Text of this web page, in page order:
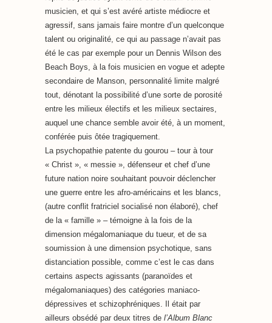
musicien, et qui s’est avéré artiste médiocre et
agressif, sans jamais faire montre d’un quelconque
talent ou originalité, ce qui au passage n’avait pas
été le cas par exemple pour un Dennis Wilson des
Beach Boys, à la fois musicien en vogue et adepte
secondaire de Manson, personnalité limite malgré
tout, dénotant la possibilité d’une sorte de porosité
entre les milieux électifs et les milieux sectaires,
auquel une chance semble avoir été, à un moment,
conférée puis ôtée tragiquement.
La psychopathie patente du gourou – tour à tour
« Christ », « messie », défenseur et chef d’une
future nation noire souhaitant pouvoir déclencher
une guerre entre les afro-américains et les blancs,
(autre conflit fratriciel socialisé non élaboré), chef
de la « famille » – témoigne à la fois de la
dimension mégalomaniaque du tueur, et de sa
soumission à une dimension psychotique, sans
distanciation possible, comme c’est le cas dans
certains aspects agissants (paranoïdes et
mégalomaniaques) des catégories maniaco-
dépressives et schizophréniques. Il était par
ailleurs obsédé par deux titres de l’Album Blanc